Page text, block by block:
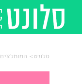
סלונט המומלצים